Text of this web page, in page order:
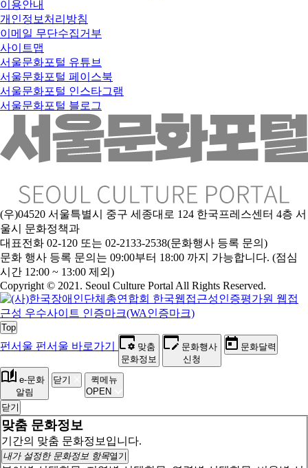
이용안내
개인정보처리방침
이메일 무단수집거부
사이트맵
서울문화포털 유튜브
서울문화포털 페이스북
서울문화포털 인스타그램
서울문화포털 블로그
(우)04520 서울특별시 중구 세종대로 124 한국프레스센터 4층 서
울시 문화정책과
대표전화 02-120 또는 02-2133-2538(문화행사 등록 문의)
문화 행사 등록 문의는 09:00부터 18:00 까지 가능합니다. (점심
시간 12:00 ~ 13:00 제외)
Copyright © 2021. Seoul Culture Portal All Rights Reserved.
Top
펀서울 펀서울 바로가기
맞춤
문화정보
문화행사
신청
문화달력
e-문화
알림
닫기
퀵메뉴
OPEN
닫기
맞춤 문화정보
기간의 맞춤 문화정보입니다.
내가 설정한 문화정보 항목열기